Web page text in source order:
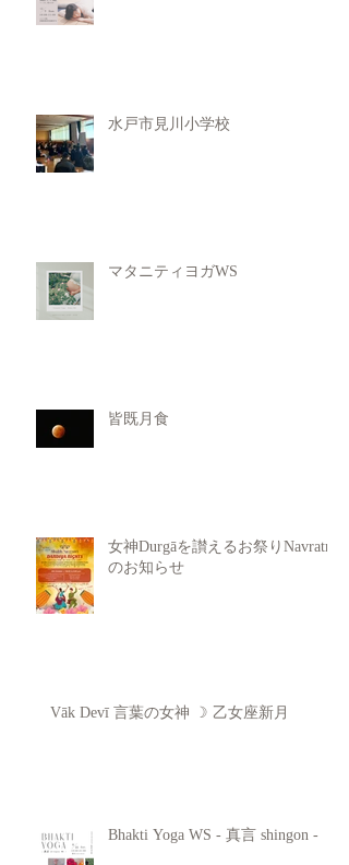
水戸市見川小学校
マタニティヨガWS
皆既月食
女神Durgāを讃えるお祭りNavratri
のお知らせ
Vāk Devī 言葉の女神 ☽ 乙女座新月
Bhakti Yoga WS - 真言 shingon -